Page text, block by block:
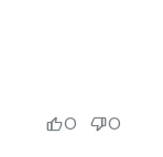
0 0